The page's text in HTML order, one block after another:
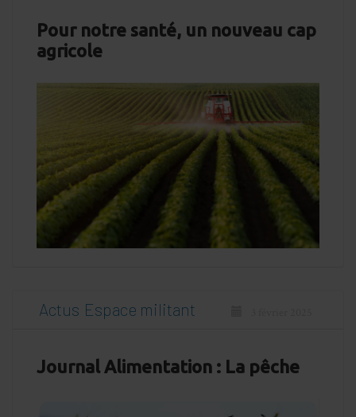
Pour notre santé, un nouveau cap
agricole
Actus Espace militant
Journal Alimentation : La pêche